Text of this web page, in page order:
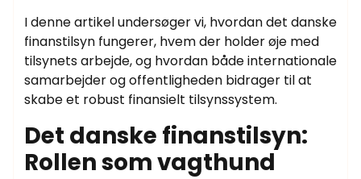
I denne artikel undersøger vi, hvordan det danske
finanstilsyn fungerer, hvem der holder øje med
tilsynets arbejde, og hvordan både internationale
samarbejder og offentligheden bidrager til at
skabe et robust finansielt tilsynssystem.
Det danske finanstilsyn:
Rollen som vagthund